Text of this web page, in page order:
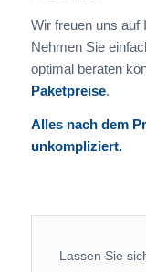
Wir freuen uns auf
Nehmen Sie
optimal beraten
Paketpreise.
Alles nach dem
unkompliziert.
Lassen Sie